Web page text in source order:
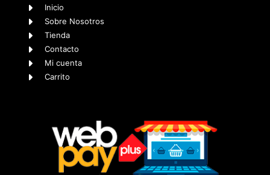
Inicio
Sobre Nosotros
Tienda
Contacto
Mi cuenta
Carrito